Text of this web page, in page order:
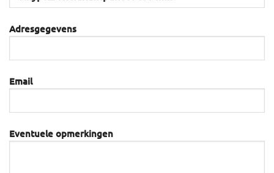
Adresgegevens
Email
Eventuele opmerkingen